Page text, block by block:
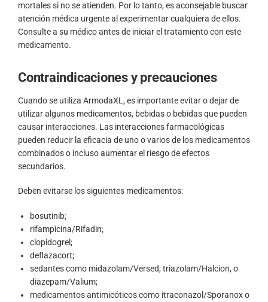
mortales si no se atienden. Por lo tanto, es aconsejable buscar
atención médica urgente al experimentar cualquiera de ellos.
Consulte a su médico antes de iniciar el tratamiento con este
medicamento.
Contraindicaciones y precauciones
Cuando se utiliza ArmodaXL, es importante evitar o dejar de
utilizar algunos medicamentos, bebidas o bebidas que pueden
causar interacciones. Las interacciones farmacológicas
pueden reducir la eficacia de uno o varios de los medicamentos
combinados o incluso aumentar el riesgo de efectos
secundarios.
Deben evitarse los siguientes medicamentos:
bosutinib;
rifampicina/Rifadin;
clopidogrel;
deflazacort;
sedantes como midazolam/Versed, triazolam/Halcion, o
diazepam/Valium;
medicamentos antimicóticos como itraconazol/Sporanox o